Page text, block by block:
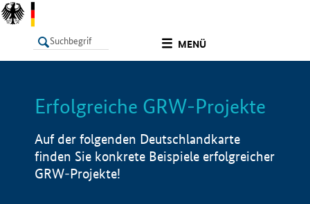
MENÜ
LISTE Info
Erfolgreiche GRW-Projekte
Auf der folgenden Deutschlandkarte
finden Sie konkrete Beispiele erfolgreicher
GRW-Projekte!